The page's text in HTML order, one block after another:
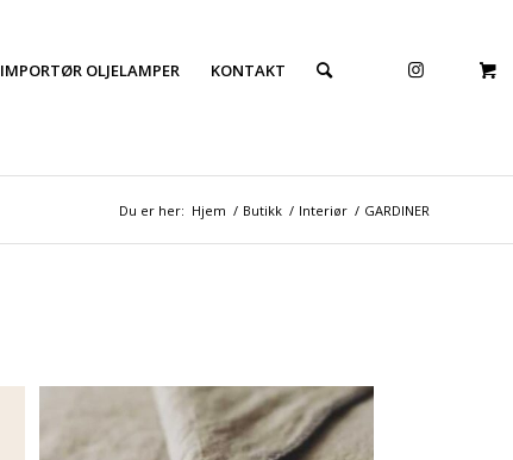
IMPORTØR OLJELAMPER KONTAKT
Du er her: Hjem / Butikk / Interiør / GARDINER